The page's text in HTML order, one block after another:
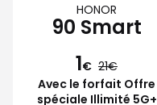
HONOR
90 Smart
1€ 21
Avec le forfait Offre
spéciale Illimité 5G+